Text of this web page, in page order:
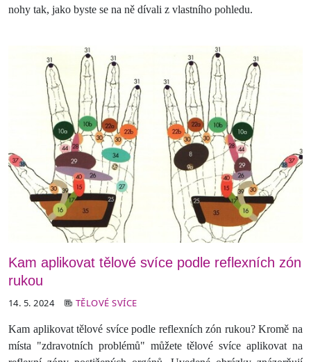
nohy tak, jako byste se na ně dívali z vlastního pohledu.
Kam aplikovat tělové svíce podle reflexních zón
rukou
14. 5. 2024 TĚLOVÉ SVÍCE
Kam aplikovat tělové svíce podle reflexních zón rukou? Kromě na
místa "zdravotních problémů" můžete tělové svíce aplikovat na